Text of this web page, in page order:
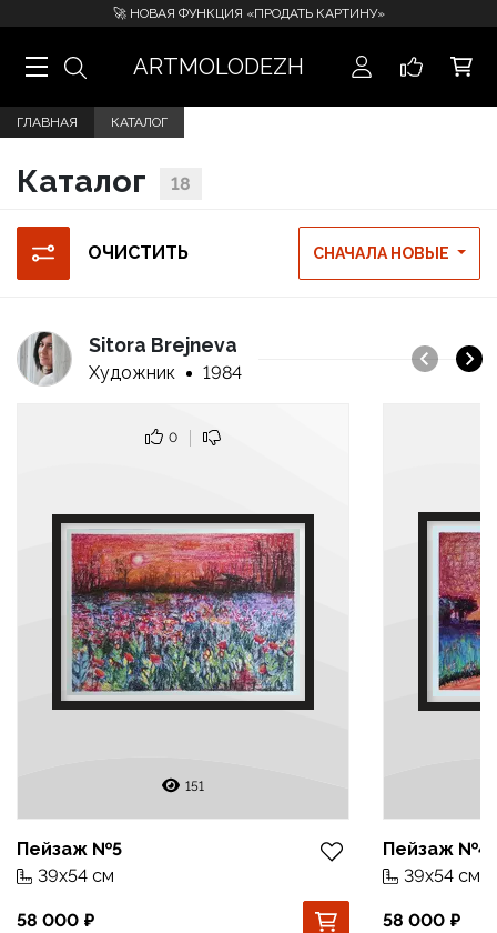
🚀 НОВАЯ ФУНКЦИЯ «ПРОДАТЬ КАРТИНУ»
ARTMOLODEZH
ГЛАВНАЯ КАТАЛОГ
Каталог 18
ОЧИСТИТЬ СНАЧАЛА НОВЫЕ
Sitora Brejneva
Художник 1984
0
151
Пейзаж №5
39x54 см
58 000
Пейзаж №4
39x54 см
58 000